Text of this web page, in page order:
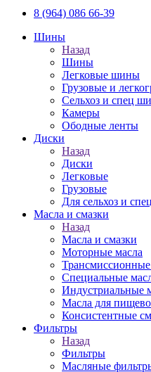
8 (964) 086 66-39
Шины
Назад
Шины
Легковые шины
Грузовые и
Сельхоз и спец
Камеры
Ободные ленты
Диски
Назад
Диски
Легковые
Грузовые
Для сельхоз и
Масла и смазки
Назад
Масла и смазки
Моторные масла
Трансмиссионные
Специальные
Индустриальные
Масла для
Консистентные
Фильтры
Назад
Фильтры
Масляные